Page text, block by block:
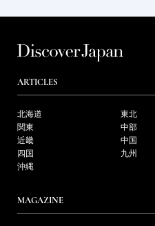
ARTICLES
北海道
東北
関東
中部
近畿
中国
四国
九州
沖縄
MAGAZINE